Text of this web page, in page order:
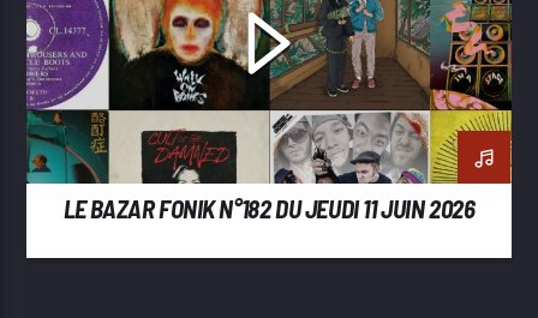
LE BAZAR FONIK N°182 DU JEUDI 11 JUIN 2026